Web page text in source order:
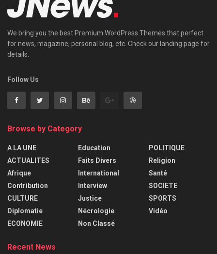
We bring you the best Premium WordPress Themes that perfect
for news, magazine, personal blog, etc. Check our landing page for
details.
Follow Us
Browse by Category
A LA UNE
ACTUALITES
Afrique
Contribution
CULTURE
Diplomatie
ECONOMIE
Education
Faits Divers
International
Interview
Justice
Nécrologie
Non Classé
POLITIQUE
Religion
Santé
SOCIETE
SPORTS
Vidéo
Recent News